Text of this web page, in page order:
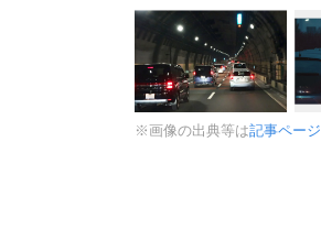
※画像の出典等は記事ページ